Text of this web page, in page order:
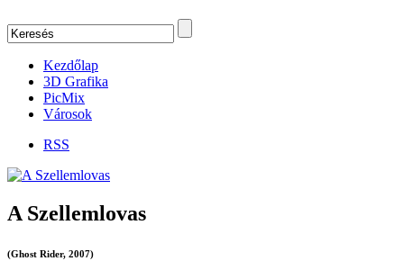
Kezdőlap
3D Grafika
PicMix
Városok
RSS
A Szellemlovas
(Ghost Rider, 2007)